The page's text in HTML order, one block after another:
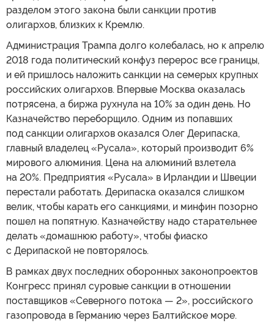
разделом этого закона были санкции против
олигархов, близких к Кремлю.
Администрация Трампа долго колебалась, но к апрелю
2018 года политический конфуз перерос все границы,
и ей пришлось наложить санкции на семерых крупных
российских олигархов. Впервые Москва оказалась
потрясена, а биржа рухнула на 10% за один день. Но
Казначейство переборщило. Одним из попавших
под санкции олигархов оказался Олег Дерипаска,
главный владелец «Русала», который производит 6%
мирового алюминия. Цена на алюминий взлетела
на 20%. Предприятия «Русала» в Ирландии и Швеции
перестали работать. Дерипаска оказался слишком
велик, чтобы карать его санкциями, и минфин позорно
пошел на попятную. Казначейству надо старательнее
делать «домашнюю работу», чтобы фиаско
с Дерипаской не повторялось.
В рамках двух последних оборонных законопроектов
Конгресс принял суровые санкции в отношении
поставщиков «Северного потока — 2», российского
газопровода в Германию через Балтийское море.